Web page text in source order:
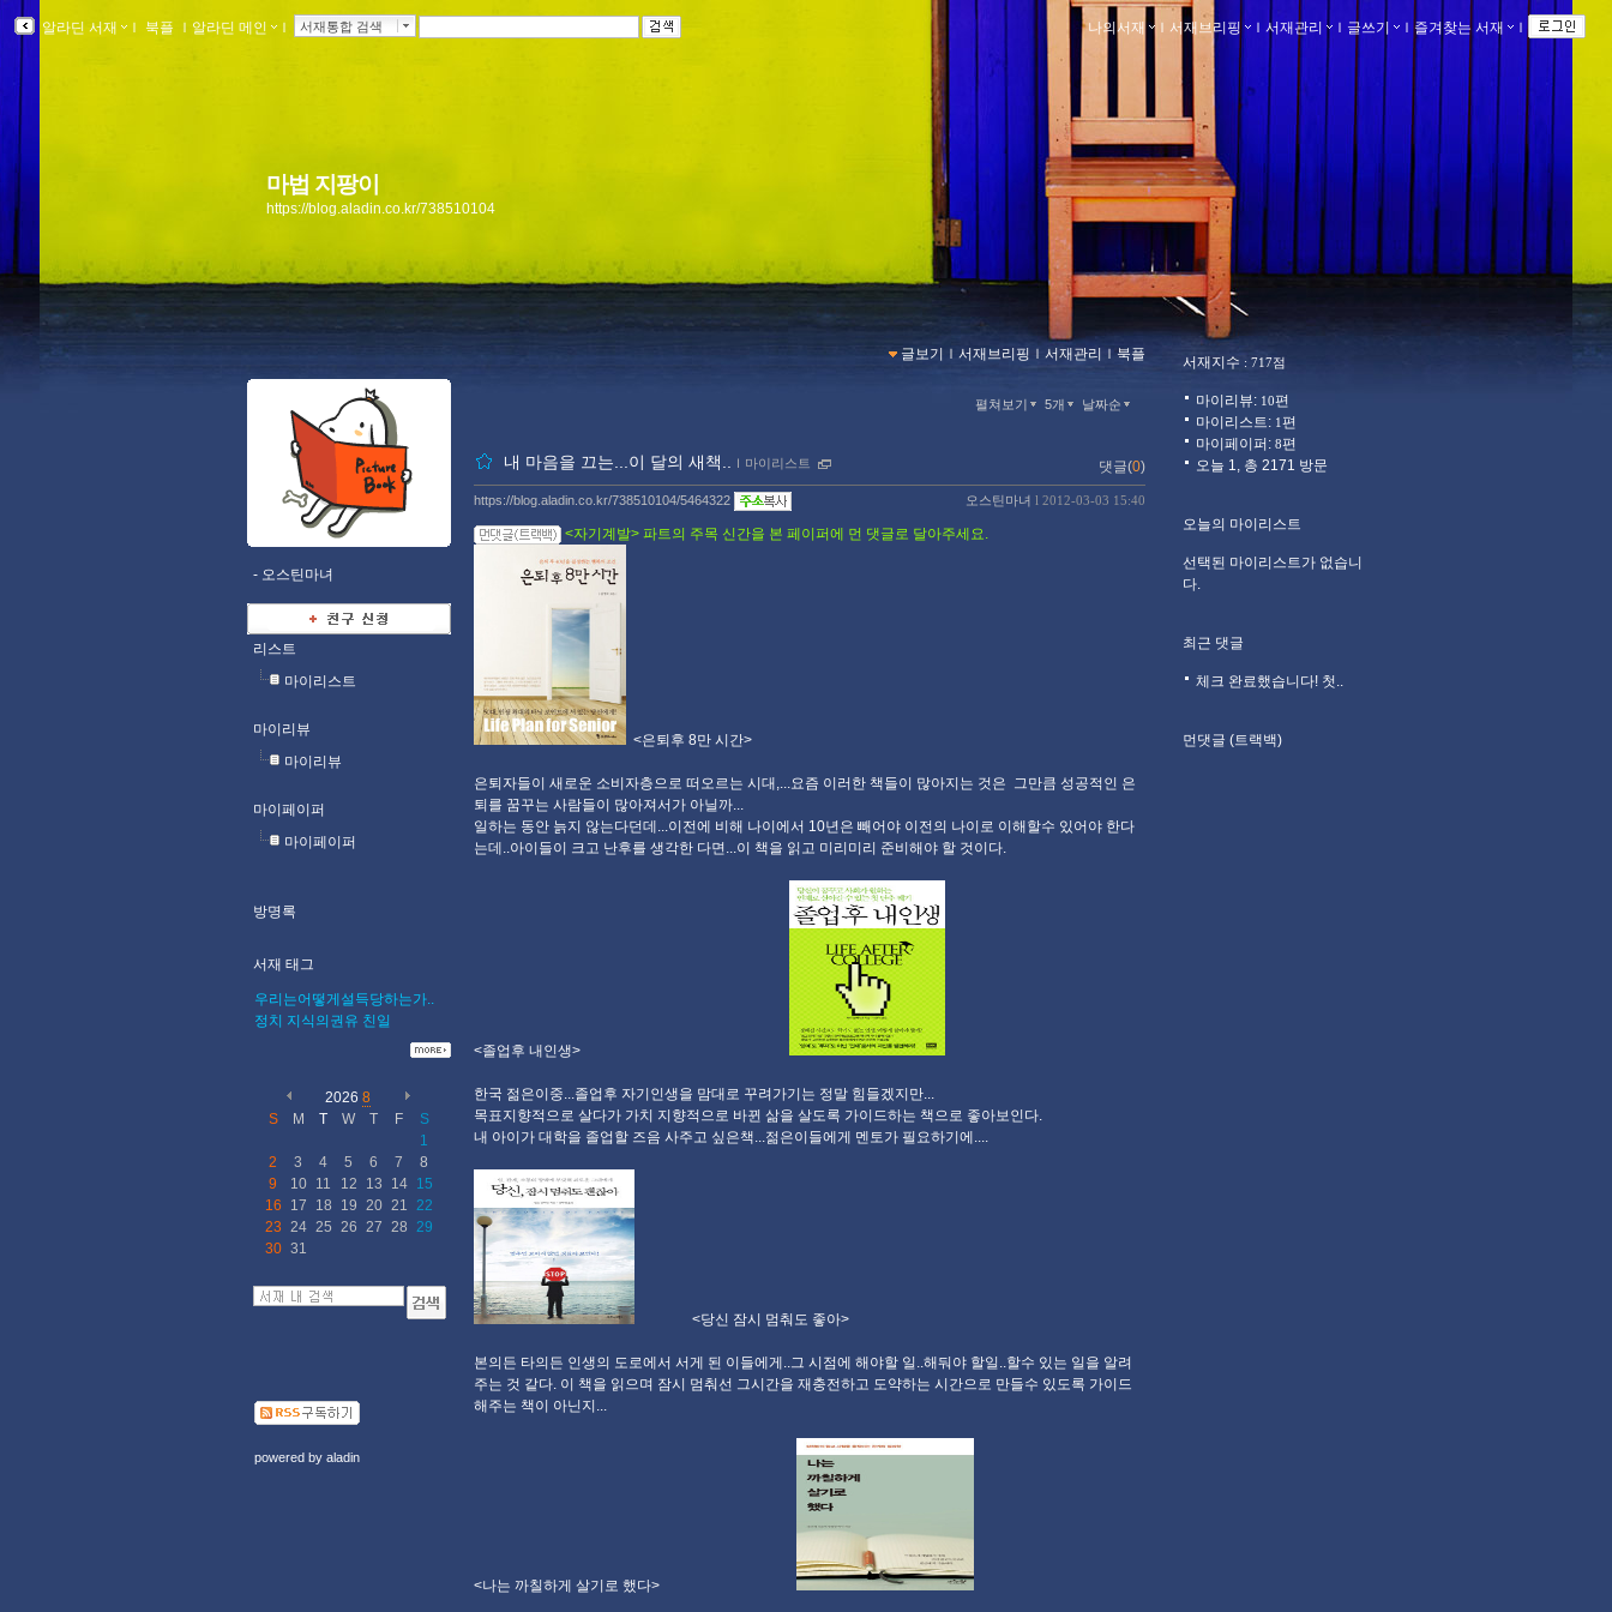
알라딘 서재 ｌ 북플 ｌ 알라딘 메인 ｌ 서재통합 검색 나의서재 ｌ 서재브리핑 ｌ 서재관리 ｌ 글쓰기 ｌ 즐겨찾는 서재 ｌ
마법 지팡이
https://blog.aladin.co.kr/738510104
글보기 ｌ 서재브리핑 ｌ 서재관리 ｌ 북플
- 오스틴마녀
리스트
마이리스트
마이리뷰
마이리뷰
마이페이퍼
마이페이퍼
방명록
서재 태그
우리는어떻게설득당하는가..
정치 지식의권유 친일
2026 8
S
M T W T F
S
1
2
3 4 5 6 7
8
9
10 11 12 13 14
15
16
17 18 19 20 21 22
23 24 25 26 27 28 29
30 31
powered by aladin
펼쳐보기 5개 날짜순
내 마음을 끄는...이 달의 새책.. ｌ 마이리스트 댓글(0)
오스틴마녀 l 2012-03-03 15:40
https://blog.aladin.co.kr/738510104/5464322
<자기계발> 파트의 주목 신간을 본 페이퍼에 먼 댓글로 달아주세요.
<은퇴후 8만 시간>
은퇴자들이 새로운 소비자층으로 떠오르는 시대,...요즘 이러한 책들이 많아지는 것은 그만큼 성공적인 은
퇴를 꿈꾸는 사람들이 많아져서가 아닐까...
일하는 동안 늙지 않는다던데...이전에 비해 나이에서 10년은 빼어야 이전의 나이로 이해할수 있어야 한다
는데..아이들이 크고 난후를 생각한 다면...이 책을 읽고 미리미리 준비해야 할 것이다.
<졸업후 내인생>
한국 젊은이중...졸업후 자기인생을 맘대로 꾸려가기는 정말 힘들겠지만...
목표지향적으로 살다가 가치 지향적으로 바뀐 삶을 살도록 가이드하는 책으로 좋아보인다.
내 아이가 대학을 졸업할 즈음 사주고 싶은책...젊은이들에게 멘토가 필요하기에....
<당신 잠시 멈춰도 좋아>
본의든 타의든 인생의 도로에서 서게 된 이들에게..그 시점에 해야할 일..해둬야 할일..할수 있는 일을 알려
주는 것 같다. 이 책을 읽으며 잠시 멈춰선 그시간을 재충전하고 도약하는 시간으로 만들수 있도록 가이드
해주는 책이 아닌지...
<나는 까칠하게 살기로 했다>
서재지수 : 717점
마이리뷰: 10편
마이리스트: 1편
마이페이퍼: 8편
오늘 1, 총 2171 방문
오늘의 마이리스트
선택된 마이리스트가 없습니
다.
최근 댓글
체크 완료했습니다! 첫..
먼댓글 (트랙백)